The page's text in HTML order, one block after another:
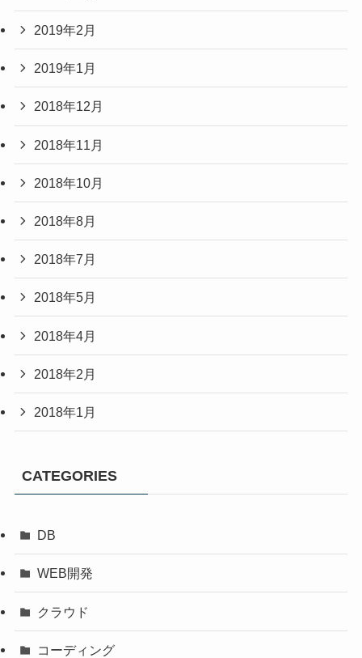
2019年2月
2019年1月
2018年12月
2018年11月
2018年10月
2018年8月
2018年7月
2018年5月
2018年4月
2018年2月
2018年1月
CATEGORIES
DB
WEB開発
クラウド
コーディング